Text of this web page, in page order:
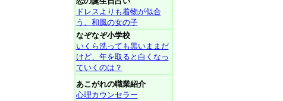
ドレスよりも着物が似合
う、和風の女の子
なぞなぞ小学校
いくら洗っても黒いままだ
けど、年を取ると白くなっ
ていくのは？
あこがれの職業紹介
心理カウンセラー